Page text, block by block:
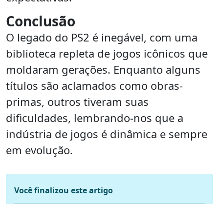
Conclusão
O legado do PS2 é inegável, com uma
biblioteca repleta de jogos icônicos que
moldaram gerações. Enquanto alguns
títulos são aclamados como obras-
primas, outros tiveram suas
dificuldades, lembrando-nos que a
indústria de jogos é dinâmica e sempre
em evolução.
Você finalizou este artigo